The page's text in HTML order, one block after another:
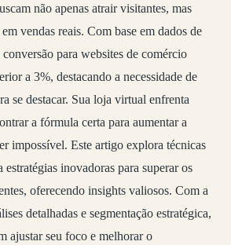
não apenas atrair visitantes, mas
vendas reais. Com base em dados de
para websites de comércio
a 3%, destacando a necessidade de
se destacar. Sua loja virtual enfrenta
a fórmula certa para aumentar a
impossível. Este artigo explora técnicas
estratégias inovadoras para superar os
oferecendo insights valiosos. Com a
detalhadas e segmentação estratégica,
ajustar seu foco e melhorar o